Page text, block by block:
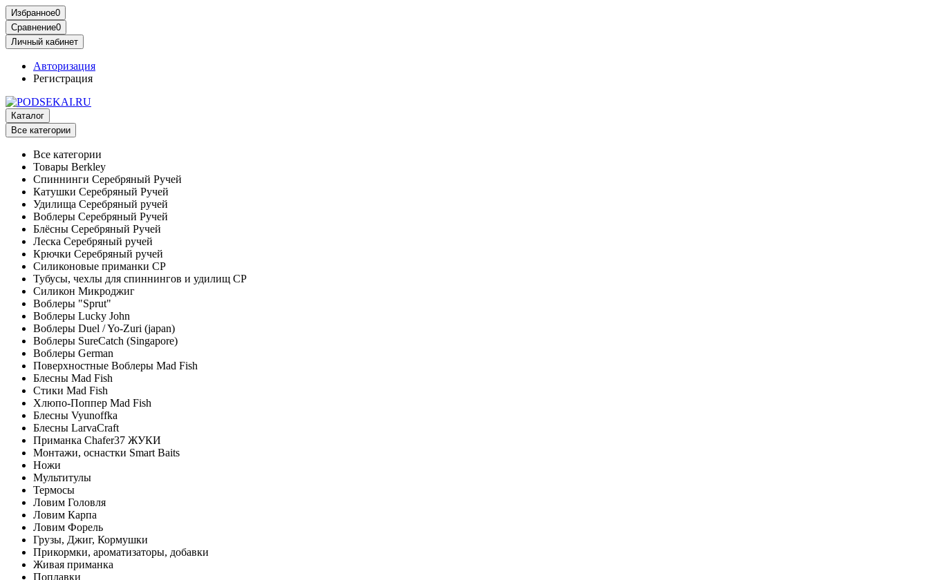
Избранное0
Сравнение0
Личный кабинет
Авторизация
Регистрация
Каталог
Все категории
Все категории
Товары Berkley
Спиннинги Серебряный Ручей
Катушки Серебряный Ручей
Удилища Серебряный ручей
Воблеры Серебряный Ручей
Блёсны Серебряный Ручей
Леска Серебряный ручей
Крючки Серебряный ручей
Силиконовые приманки СР
Тубусы, чехлы для спиннингов и удилищ СР
Силикон Микроджиг
Воблеры "Sprut"
Воблеры Lucky John
Воблеры Duel / Yo-Zuri (japan)
Воблеры SureCatch (Singapore)
Воблеры German
Поверхностные Воблеры Mad Fish
Блесны Mad Fish
Стики Mad Fish
Хлюпо-Поппер Mad Fish
Блесны Vyunoffka
Блесны LarvaCraft
Приманка Chafer37 ЖУКИ
Монтажи, оснастки Smart Baits
Ножи
Мультитулы
Термосы
Ловим Головля
Ловим Карпа
Ловим Форель
Грузы, Джиг, Кормушки
Прикормки, ароматизаторы, добавки
Живая приманка
Поплавки